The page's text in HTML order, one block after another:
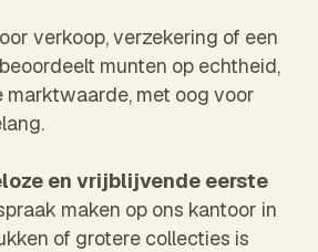
verkoop, verzekering of een
munten op echtheid,
met oog voor
en vrijblijvende eerste
maken op ons kantoor in
of grotere collecties is